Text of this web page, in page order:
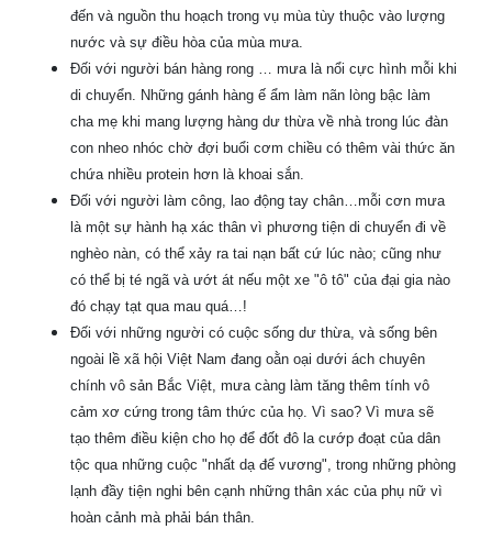
đến và nguồn thu hoạch trong vụ mùa tùy thuộc vào lượng
nước và sự điều hòa của mùa mưa.
Đối với người bán hàng rong … mưa là nổi cực hình mỗi khi
di chuyển. Những gánh hàng ế ẩm làm nãn lòng bậc làm
cha mẹ khi mang lượng hàng dư thừa về nhà trong lúc đàn
con nheo nhóc chờ đợi buổi cơm chiều có thêm vài thức ăn
chứa nhiều protein hơn là khoai sắn.
Đối với người làm công, lao động tay chân…mỗi cơn mưa
là một sự hành hạ xác thân vì phương tiện di chuyển đi về
nghèo nàn, có thể xảy ra tai nạn bất cứ lúc nào; cũng như
có thể bị té ngã và ướt át nếu một xe "ô tô" của đại gia nào
đó chạy tạt qua mau quá…!
Đối với những người có cuộc sống dư thừa, và sống bên
ngoài lề xã hội Việt Nam đang oằn oại dưới ách chuyên
chính vô sản Bắc Việt, mưa càng làm tăng thêm tính vô
cảm xơ cứng trong tâm thức của họ. Vì sao? Vì mưa sẽ
tạo thêm điều kiện cho họ để đốt đô la cướp đoạt của dân
tộc qua những cuộc "nhất dạ đế vương", trong những phòng
lạnh đầy tiện nghi bên cạnh những thân xác của phụ nữ vì
hoàn cảnh mà phải bán thân.